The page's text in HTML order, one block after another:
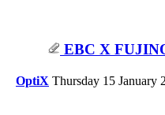
EBC X
OptiX Thursday 15 January